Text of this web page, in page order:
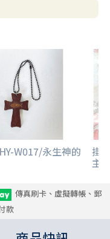
W017/永生神的 掛
主
傳真刷卡、虛擬轉帳、郵
款